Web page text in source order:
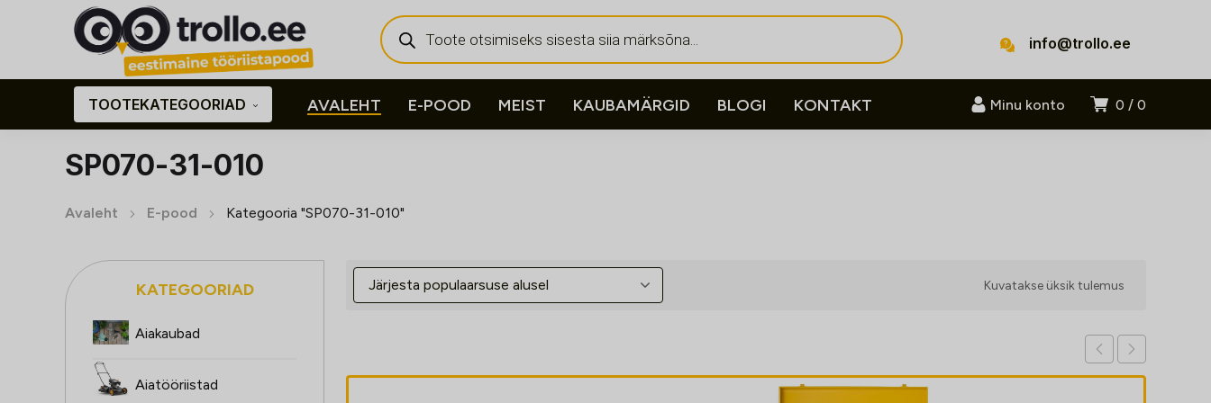
Products
search
info@trollo.ee
0 0
Minu konto
TOOTEKATEGOORIAD AVALEHT E-POOD MEIST KAUBAMÄRGID BLOGI KONTAKT
SP070-31-010
Avaleht E-pood Kategooria "SP070-31-010"
KATEGOORIAD
Aiakaubad
Aiatööriistad
Kuvatakse üksik tulemus